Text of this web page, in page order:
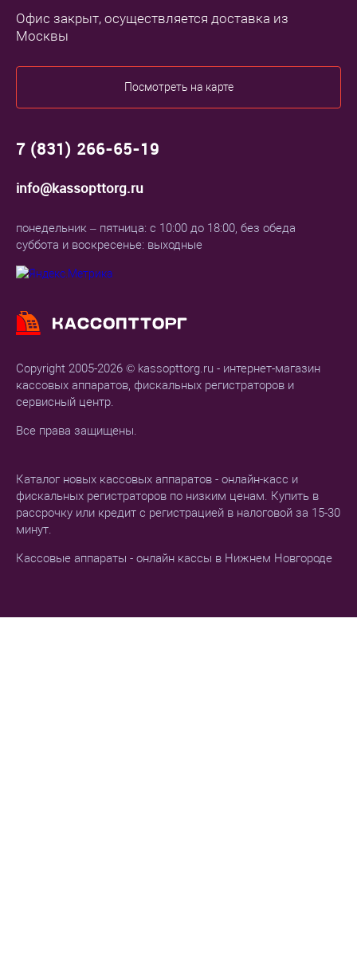
Copyright 2005-2026 © kassopttorg.ru - интернет-магазин
кассовых аппаратов, фискальных регистраторов и
сервисный центр.
Все права защищены.
Каталог новых кассовых аппаратов - онлайн-касс и
фискальных регистраторов по низким ценам. Купить в
рассрочку или кредит с регистрацией в налоговой за 15-30
минут.
Кассовые аппараты - онлайн кассы в Нижнем Новгороде
Офис закрыт, осуществляется доставка из
Москвы
Посмотреть на карте
7 (831) 266-65-19
info@kassopttorg.ru
понедельник – пятница: с 10:00 до 18:00, без обеда
суббота и воскресенье: выходные